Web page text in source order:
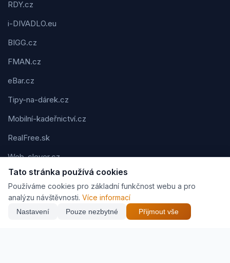
RDY.cz
i-DIVADLO.eu
BIGG.cz
FMAN.cz
eBar.cz
Tipy-na-dárek.cz
Mobilní-kadeřnictví.cz
RealFree.sk
Web-clever.cz
Kvízov.cz
Karavaning.net
CVčko.eu
Tato stránka používá cookies
Používáme cookies pro základní funkčnost webu a pro
analýzu návštěvnosti. Více informací
Nastavení Pouze nezbytné Přijmout vše